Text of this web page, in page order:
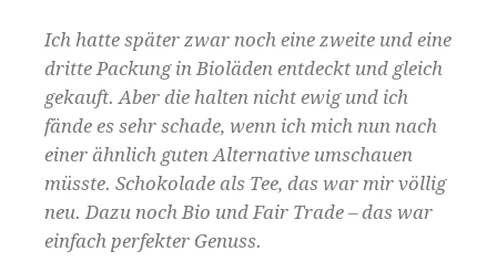
Ich hat­te später zwar noch eine zweite und eine
dritte Pack­ung in Biolä­den ent­deckt und gle­ich
gekauft. Aber die hal­ten nicht ewig und ich
fände es sehr schade, wenn ich mich nun nach
ein­er ähn­lich guten Alter­na­tive umschauen
müsste. Schoko­lade als Tee, das war mir völ­lig
neu. Dazu noch Bio und Fair Trade – das war
ein­fach per­fek­ter Genuss.